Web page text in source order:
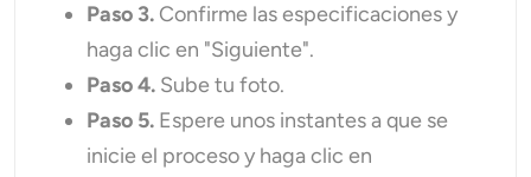
Paso 3. Confirme las especificaciones y
haga clic en "Siguiente".
Paso 4. Sube tu foto.
Paso 5. Espere unos instantes a que se
inicie el proceso y haga clic en